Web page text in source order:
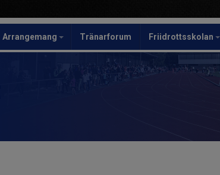
Arrangemang Tränarforum Friidrottsskolan